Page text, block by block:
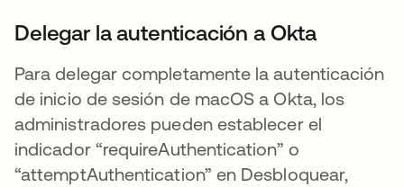
Delegar la autenticación a Okta
Para delegar completamente la autenticación
de inicio de sesión de macOS a Okta, los
administradores pueden establecer el
indicador “requireAuthentication” o
“attemptAuthentication” en Desbloquear,